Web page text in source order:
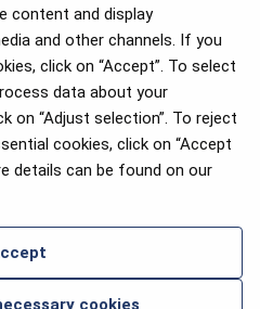
content and display
and other channels. If you
click on “Accept”. To select
data about your
on “Adjust selection”. To reject
cookies, click on “Accept
details can be found on our
cookies
Flyers' Choice